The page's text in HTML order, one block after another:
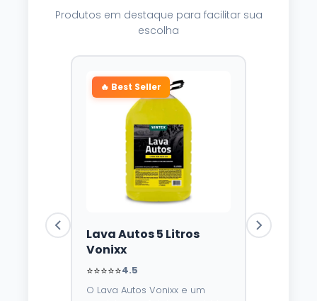
Produtos em destaque para facilitar sua
escolha
🔥 Best Seller
Lava Autos 5 Litros
Vonixx
⭐⭐⭐⭐⭐4.5
O Lava Autos Vonixx e um